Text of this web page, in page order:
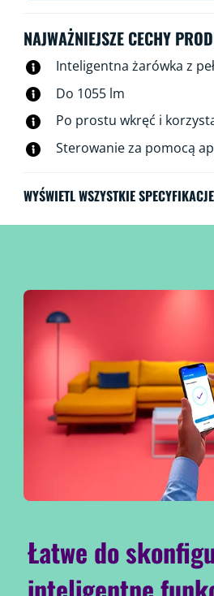
NAJWAŻNIEJSZE CECHY
Inteligentna żarówka z
Do 1055 lm
Po prostu wkręć i
Sterowanie za pomocą
WYŚWIETL WSZYSTKIE
Łatwe do